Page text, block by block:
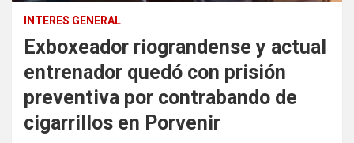
INTERES GENERAL
Exboxeador riograndense y actual
entrenador quedó con prisión
preventiva por contrabando de
cigarrillos en Porvenir